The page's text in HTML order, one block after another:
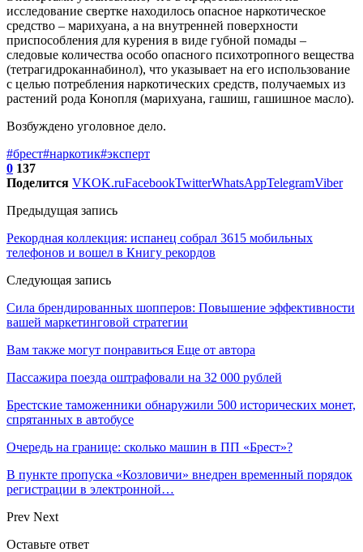
исследование свертке находилось опасное наркотическое
средство – марихуана, а на внутренней поверхности
приспособления для курения в виде губной помады –
следовые количества особо опасного психотропного вещества
(тетрагидроканнабинол), что указывает на его использование
с целью потребления наркотических средств, получаемых из
растений рода Конопля (марихуана, гашиш, гашишное масло).
Возбуждено уголовное дело.
#брест#наркотик#эксперт
0 137
Поделится VKOK.ruFacebookTwitterWhatsAppTelegramViber
Предыдущая запись
Рекордная коллекция: испанец собрал 3615 мобильных
телефонов и вошел в Книгу рекордов
Следующая запись
Сила брендированных шопперов: Повышение эффективности
вашей маркетинговой стратегии
Вам также могут понравиться Еще от автора
Пассажира поезда оштрафовали на 32 000 рублей
Брестские таможенники обнаружили 500 исторических монет,
спрятанных в автобусе
Очередь на границе: сколько машин в ПП «Брест»?
В пункте пропуска «Козловичи» внедрен временный порядок
регистрации в электронной…
Prev Next
Оставьте ответ